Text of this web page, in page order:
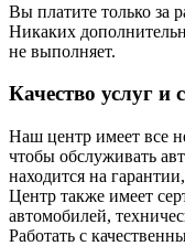
Вы платите только за
Никаких
не выполняет.
Качество услуг и
Наш центр имеет все
чтобы обслуживать
находится на
Центр также имеет
автомобилей,
Работать с